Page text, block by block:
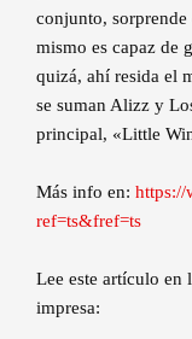
conjunto,
mismo es capaz de
quizá, ahí resida el
se suman Alizz y
principal, «Little
Más info en: https://
ref=ts&fref=ts
Lee este artículo en
impresa: